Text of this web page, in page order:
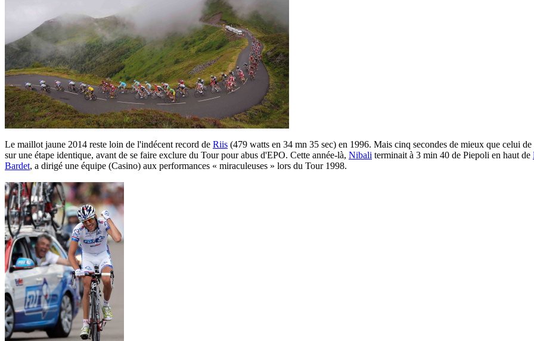
Le maillot jaune 2014 reste loin de l'indécent record de Riis (479 watts en 34 mn 35 sec) en 1996. Mais cinq secondes de mieux que celui
sur une étape identique, avant de se faire exclure du Tour pour abus d'EPO. Cette année-là, Nibali terminait à 3 min 40 de Piepoli en haut de
Bardet, a dirigé une équipe (Casino) aux performances « miraculeuses » lors du Tour 1998.